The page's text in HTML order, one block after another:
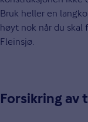
Bruk heller en
høyt nok når du skal
Fleinsjø.
Forsikring av